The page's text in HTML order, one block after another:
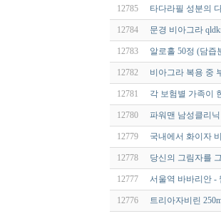
12785 타다라필 성분의
12784 문경 비아그라
12783 알로홀 50정 (담
12782 비아그라 복용 중
12781 각 보험별 가족이
12780 파워맨 남성클리
12779 국내에서 화이자
12778 당신의 그림자를
12777 서울역 바바리안 -
12776 트리아자비린